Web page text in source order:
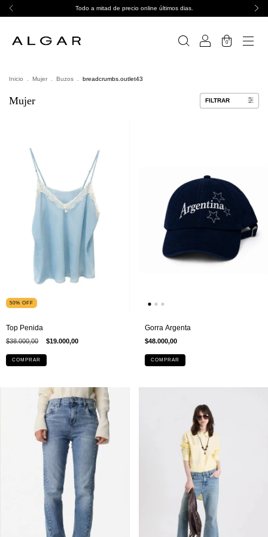
Todo a mitad de precio online últimos dias.
0
Inicio Mujer Buzos breadcrumbs.outlet43
Mujer FILTRAR
50% OFF
Top Penida
$38.000,00 $19.000,00
COMPRAR
Gorra Argenta
$48.000,00
COMPRAR